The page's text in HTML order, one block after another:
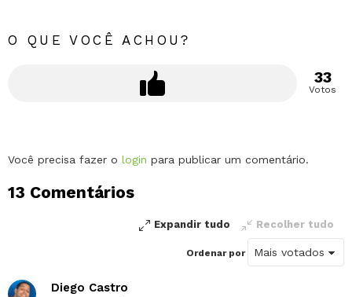
O QUE VOCÊ ACHOU?
33
Votos
Deixe
comentário
Você precisa fazer o login para publicar um comentário.
13 Comentários
Expandir tudo Recolher tudo
Ordenar por
Diego Castro